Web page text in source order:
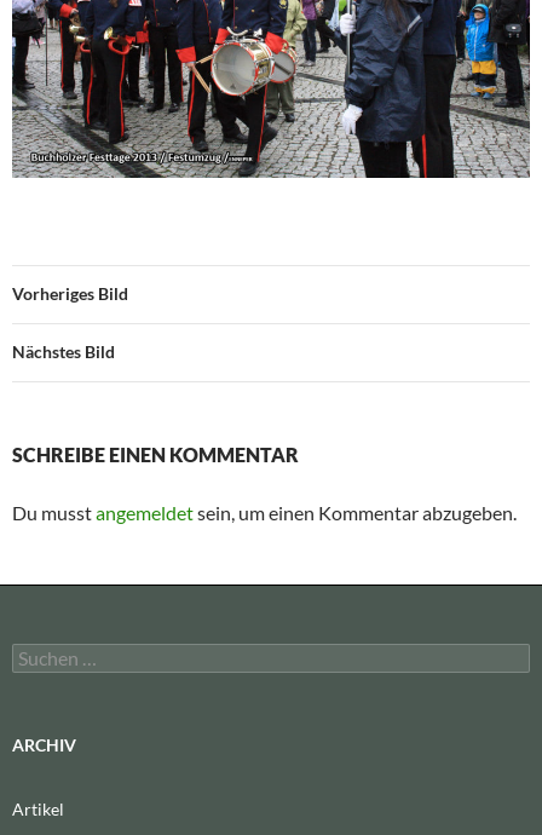
Vorheriges Bild
Nächstes Bild
SCHREIBE EINEN KOMMENTAR
Du musstangemeldetsein, um einen Kommentar abzugeben.
Suchen
nach:
ARCHIV
Artikel